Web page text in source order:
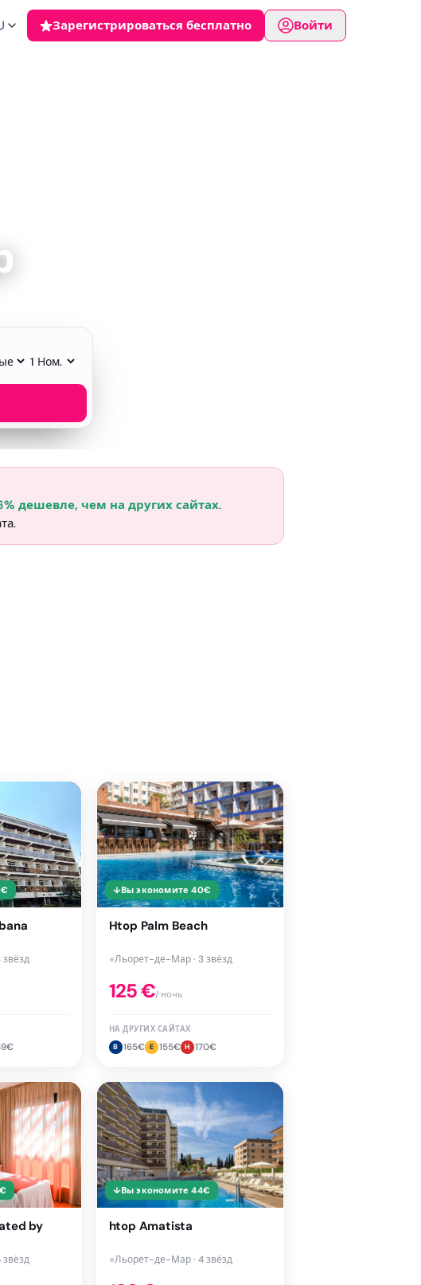
Зарегистрироваться бесплатно Войти
дешевле, чем на других сайтах.
€
€
↓Вы экономите 40€
Htop Palm Beach
●Льорет-де-Мар · 3 звёзд
125€/ ночь
НА ДРУГИХ САЙТАХ
B 165€ E 155€ H 170€
€
by
↓Вы экономите 44€
htop Amatista
●Льорет-де-Мар · 4 звёзд